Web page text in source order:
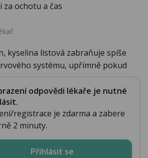
za ochotu a čas
kyselina listová zabraňuje spíše
systému, upřímně pokud
odpovědi lékaře je nutné
registrace je zdarma a zabere
2 minuty.
Přihlásit se